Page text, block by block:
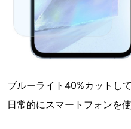
ブルーライト40%カットし
日常的にスマートフォンを